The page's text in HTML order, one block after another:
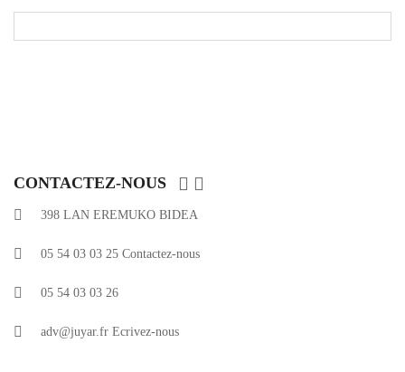
CONTACTEZ-NOUS  
398 LAN EREMUKO BIDEA
05 54 03 03 25 Contactez-nous
05 54 03 03 26
adv@juyar.fr Ecrivez-nous